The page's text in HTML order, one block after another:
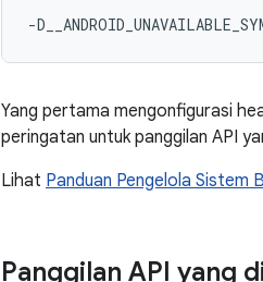
Yang pertama mengonfigurasi
peringatan untuk panggilan API
Lihat Panduan Pengelola Sistem
Panggilan API yang